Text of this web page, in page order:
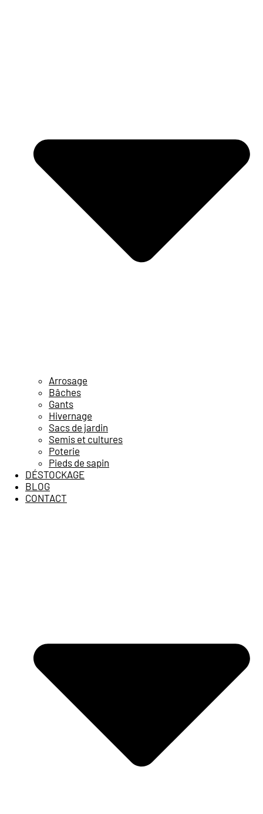
Arrosage
Bâches
Gants
Hivernage
Sacs de jardin
Semis et cultures
Poterie
Pieds de sapin
DÉSTOCKAGE
BLOG
CONTACT